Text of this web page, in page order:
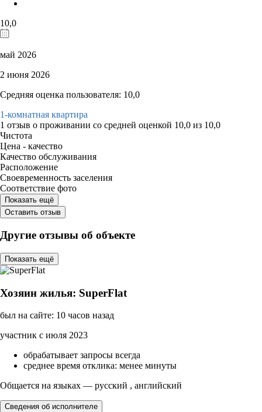
10,0
май 2026
2 июня 2026
Средняя оценка пользователя: 10,0
1-комнатная квартира
1 отзыв о проживании со средней оценкой 10,0 из 10,0
Чистота
Цена - качество
Качество обслуживания
Расположение
Своевременность заселения
Соответствие фото
Показать ещё
Оставить отзыв
Другие отзывы об объекте
Показать ещё
Хозяин жилья: SuperFlat
был на сайте: 10 часов назад
участник с июля 2023
обрабатывает запросы всегда
среднее время отклика: менее минуты
Общается на языках — русский , английский
Сведения об исполнителе